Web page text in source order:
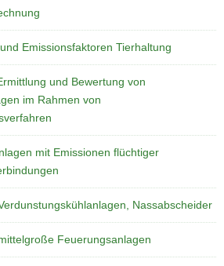
Emissionsfaktoren Tierhaltung
und Bewertung von
im Rahmen von
mit Emissionen flüchtiger
Nassabscheider
Feuerungsanlagen